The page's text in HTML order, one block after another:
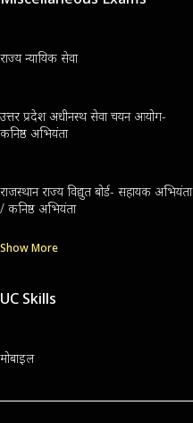
राज्य न्यायिक सेवा
उत्तर प्रदेश अधीनस्थ सेवा चयन आयोग-
कनिष्ठ अभियंता
राजस्थान राज्य विद्युत बोर्ड- सहायक अभियंता
/ कनिष्ठ अभियंता
Show More
UC Skills
मोबाइल